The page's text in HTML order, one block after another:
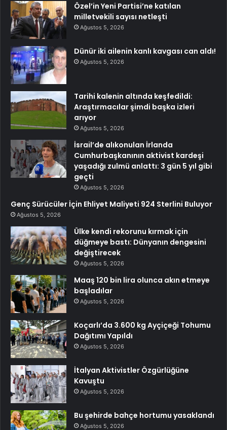
Özel’in Yeni Partisi’ne katılan
milletvekili sayısı netleşti
Ağustos 5, 2026
Dünür iki ailenin kanlı kavgası can aldı!
Ağustos 5, 2026
Tarihi kalenin altında keşfedildi:
Araştırmacılar şimdi başka izleri
arıyor
Ağustos 5, 2026
İsrail’de alıkonulan İrlanda
Cumhurbaşkanının aktivist kardeşi
yaşadığı zulmü anlattı: 3 gün 5 yıl gibi
geçti
Ağustos 5, 2026
Genç Sürücüler İçin Ehliyet Maliyeti 924 Sterlini Buluyor
Ağustos 5, 2026
Ülke kendi rekorunu kırmak için
düğmeye bastı: Dünyanın dengesini
değiştirecek
Ağustos 5, 2026
Maaş 120 bin lira olunca akın etmeye
başladılar
Ağustos 5, 2026
Koçarlı’da 3.600 kg Ayçiçeği Tohumu
Dağıtımı Yapıldı
Ağustos 5, 2026
İtalyan Aktivistler Özgürlüğüne
Kavuştu
Ağustos 5, 2026
Bu şehirde bahçe hortumu yasaklandı
Ağustos 5, 2026